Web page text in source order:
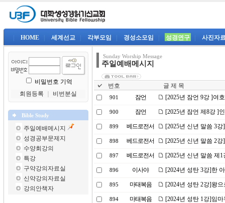
HOME 세계선교 각부모임 경성소모임 성경연구 사진자
비밀번호 기억
회원등록
비번분실
Bible Study
주일예배메시지
성경공부문제지
수양회강의
특강
구약강의자료실
신약강의자료실
강의안책자
Sunday Worship Message
주일예배메시지
번호 글 제 목
901 잠언 [2025년 잠언 9강 ]여
900 잠언 [2025년 잠언 제8강 ]
899 베드로전서 [2025년 신년 말씀 3
898 베드로전서 [2025년 신년 말씀 2
897 베드로전서 [2025년 신년 말씀 제
896 이사야 [2024년 성탄 3강]한
895 마태복음 [2024년 성탄 2강]왕
894 마태복음 [2024년 성탄 1강]임